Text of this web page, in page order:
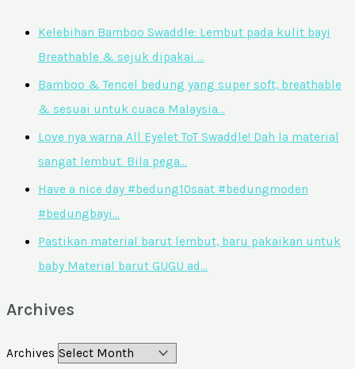
Kelebihan Bamboo Swaddle: Lembut pada kulit bayi
Breathable & sejuk dipakai …
Bamboo & Tencel bedung yang super soft, breathable
& sesuai untuk cuaca Malaysia…
Love nya warna All Eyelet ToT Swaddle! Dah la material
sangat lembut. Bila pega…
Have a nice day #bedung10saat #bedungmoden
#bedungbayi…
Pastikan material barut lembut, baru pakaikan untuk
baby Material barut GUGU ad…
Archives
Archives